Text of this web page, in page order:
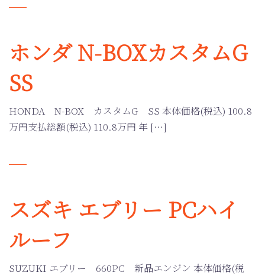
ホンダ N-BOXカスタムG
SS
HONDA N-BOX カスタムG SS 本体価格(税込) 100.8
万円支払総額(税込) 110.8万円 年 […]
スズキ エブリー PCハイ
ルーフ
SUZUKI エブリー 660PC 新品エンジン 本体価格(税